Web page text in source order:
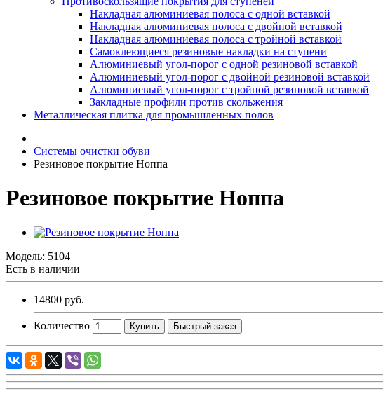
Накладная алюминиевая полоса с одной вставкой
Накладная алюминиевая полоса с двойной вставкой
Накладная алюминиевая полоса с тройной вставкой
Самоклеющиеся резиновые накладки на ступени
Алюминиевый угол-порог с одной резиновой вставкой
Алюминиевый угол-порог с двойной резиновой вставкой
Алюминиевый угол-порог с тройной резиновой вставкой
Закладные профили против скольжения
Металлическая плитка для промышленных полов
Системы очистки обуви
Резиновое покрытие Ноппа
Резиновое покрытие Ноппа
Модель: 5104
Есть в наличии
14800 руб.
Количество Купить Быстрый заказ